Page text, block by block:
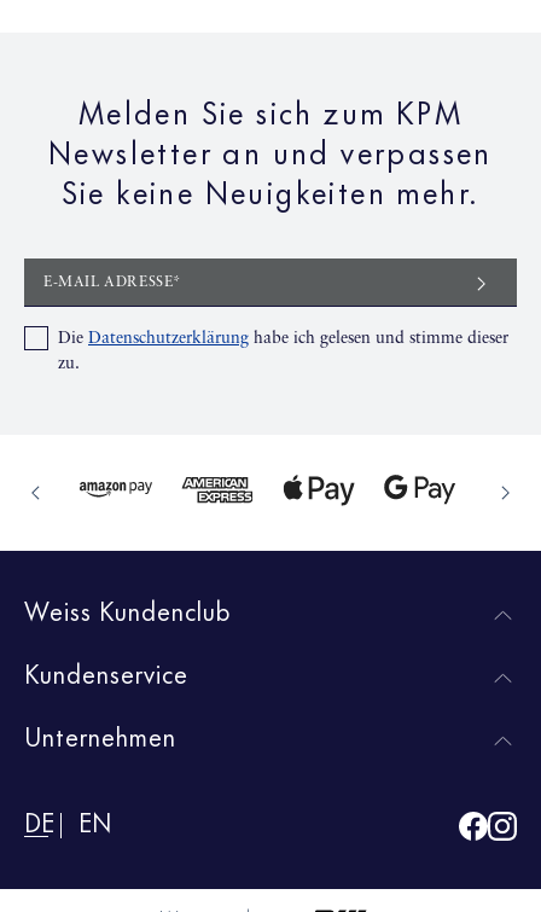
Melden Sie sich zum KPM
Newsletter an und verpassen
Sie keine Neuigkeiten mehr.
E-MAIL ADRESSE*
Die Datenschutzerklärung habe ich gelesen und stimme dieser
zu.
Weiss Kundenclub
Kundenservice
Unternehmen
DE EN